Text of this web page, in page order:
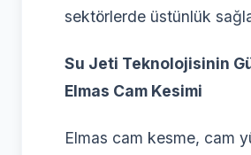
sektörlerde üstünlük
Su Jeti Teknolojisinin
Elmas Cam Kesimi
Elmas cam kesme, cam